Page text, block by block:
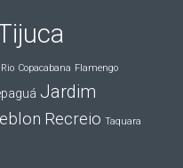
Copacabana Flamengo
Jardim
Recreio Taquara